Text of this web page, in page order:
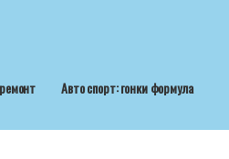
ремонт
Авто спорт: гонки формула